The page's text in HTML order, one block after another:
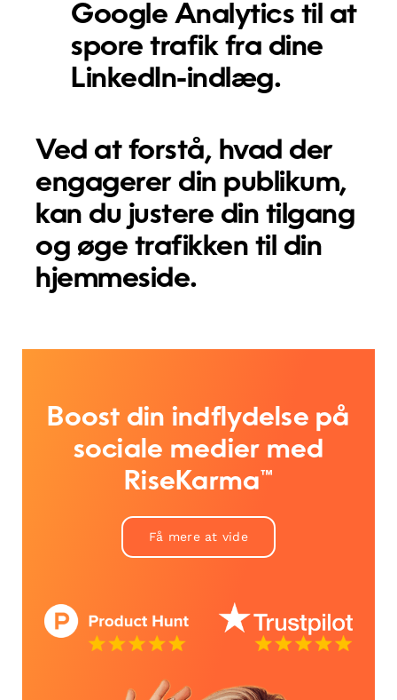
Google Analytics til at
spore trafik fra dine
LinkedIn-indlæg.
Ved at forstå, hvad der
engagerer din publikum,
kan du justere din tilgang
og øge trafikken til din
hjemmeside.
Boost din indflydelse på
sociale medier med
RiseKarma™
Få mere at vide